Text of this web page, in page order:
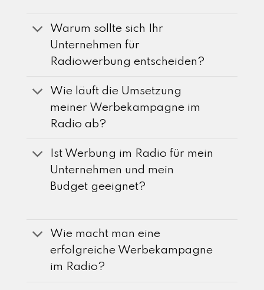
Warum sollte sich Ihr
Unternehmen für
Radiowerbung entscheiden?
Wie läuft die Umsetzung
meiner Werbekampagne im
Radio ab?
Ist Werbung im Radio für mein
Unternehmen und mein
Budget geeignet?
Wie macht man eine
erfolgreiche Werbekampagne
im Radio?